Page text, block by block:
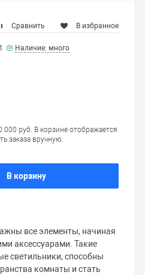
Сравнить В избранное
Наличие: много
000 руб. В корзине отображается
заказа вручную.
В корзину
все элементы, начиная
аксессуарами. Такие
светильники, способны
комнаты и стать